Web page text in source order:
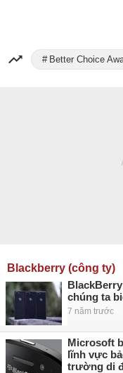
Better Choice
Blackberry (công ty)
chúng ta
7 năm trước
Microsoft
lĩnh vực
trường di